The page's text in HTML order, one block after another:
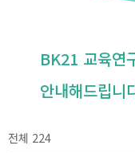
BK21 교육연
안내해드립니
전체 224